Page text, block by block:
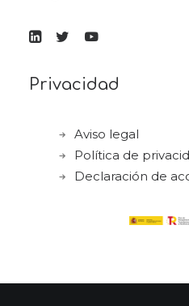
Privacidad
Aviso legal
Política de
Declaración de